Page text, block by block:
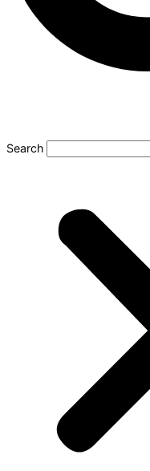
Search